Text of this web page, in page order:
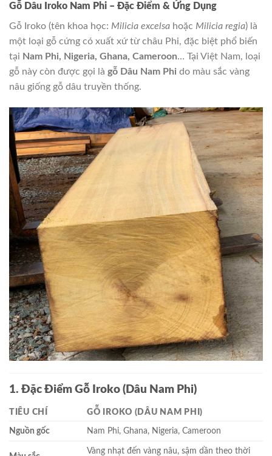
Gỗ Dâu Iroko Nam Phi – Đặc Điểm & Ứng Dụng
Gỗ Iroko (tên khoa học: Milicia excelsa hoặc Milicia regia) là
một loại gỗ cứng có xuất xứ từ châu Phi, đặc biệt phổ biến
tại Nam Phi, Nigeria, Ghana, Cameroon… Tại Việt Nam, loại
gỗ này còn được gọi là gỗ Dâu Nam Phi do màu sắc vàng
nâu giống gỗ dâu truyền thống.
1. Đặc Điểm Gỗ Iroko (Dâu Nam Phi)
TIÊU CHÍ GỖ IROKO (DÂU NAM PHI)
Nguồn gốc Nam Phi, Ghana, Nigeria, Cameroon
Vàng nhạt đến vàng nâu, sậm dần theo thời